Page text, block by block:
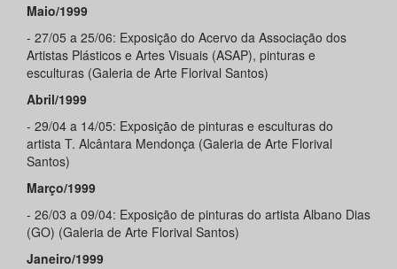
Maio/1999
- 27/05 a 25/06: Exposição do Acervo da Associação dos
Artistas Plásticos e Artes Visuais (ASAP), pinturas e
esculturas (Galeria de Arte Florival Santos)
Abril/1999
- 29/04 a 14/05: Exposição de pinturas e esculturas do
artista T. Alcântara Mendonça (Galeria de Arte Florival
Santos)
Março/1999
- 26/03 a 09/04: Exposição de pinturas do artista Albano Dias
(GO) (Galeria de Arte Florival Santos)
Janeiro/1999